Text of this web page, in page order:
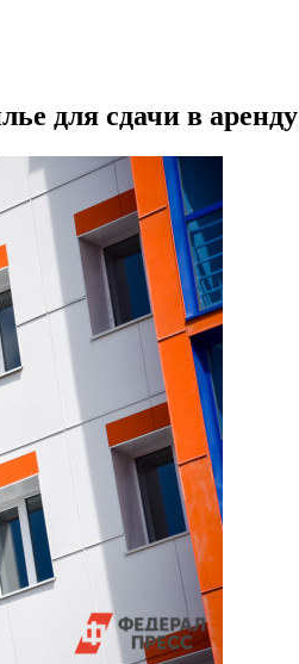
для сдачи в аренду